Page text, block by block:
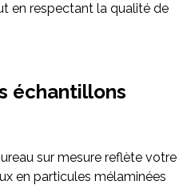
en respectant la qualité de
échantillons
sur mesure reflète votre
en particules mélaminées